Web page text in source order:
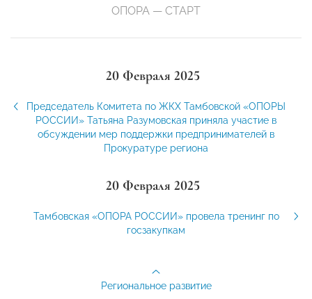
ОПОРА — СТАРТ
20 Февраля 2025
Председатель Комитета по ЖКХ Тамбовской «ОПОРЫ
РОССИИ» Татьяна Разумовская приняла участие в
обсуждении мер поддержки предпринимателей в
Прокуратуре региона
20 Февраля 2025
Тамбовская «ОПОРА РОССИИ» провела тренинг по
госзакупкам
Региональное развитие